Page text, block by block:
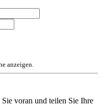
anzeigen.
voran und teilen Sie Ihre